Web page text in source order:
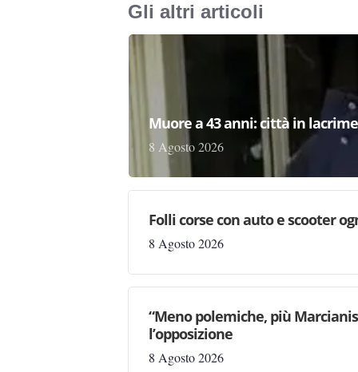
Gli altri articoli
Muore a 43 anni: città in
8 Agosto 2026
Folli corse con auto e scooter
8 Agosto 2026
“Meno polemiche, più
l’opposizione
8 Agosto 2026